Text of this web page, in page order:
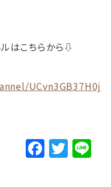
はこちらから⇩
UCvn3GB37H0j
F
a
T
w